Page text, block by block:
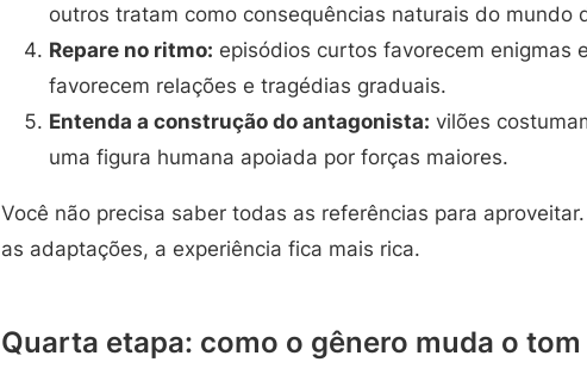
outros tratam como consequências naturais do mundo
Repare no ritmo: episódios curtos favorecem enigmas
favorecem relações e tragédias graduais.
Entenda a construção do antagonista: vilões
uma figura humana apoiada por forças maiores.
Você não precisa saber todas as referências para
as adaptações, a experiência fica mais rica.
Quarta etapa: como o gênero muda o